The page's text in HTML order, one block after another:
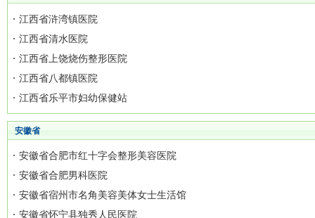
江西省浒湾镇医院
江西省清水医院
江西省上饶烧伤整形医院
江西省八都镇医院
江西省乐平市妇幼保健站
安徽省
安徽省合肥市红十字会整形美容医院
安徽省合肥男科医院
安徽省宿州市名角美容美体女士生活馆
安徽省怀宁县独秀人民医院